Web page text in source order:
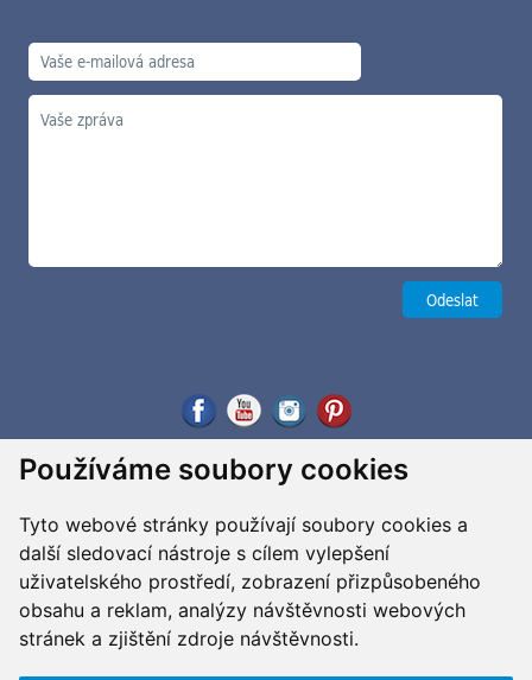
Používáme soubory cookies
Tyto webové stránky používají soubory cookies a
další sledovací nástroje s cílem vylepšení
uživatelského prostředí, zobrazení přizpůsobeného
obsahu a reklam, analýzy návštěvnosti webových
stránek a zjištění zdroje návštěvnosti.